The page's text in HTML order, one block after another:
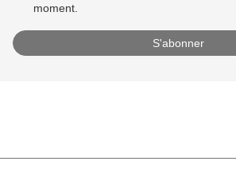
moment.